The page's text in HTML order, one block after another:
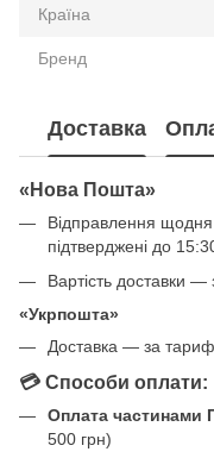
Країна
Бренд
Доставка
«Нова Пошта»
Відправлення
підтверджені до
Вартість доставки
«Укрпошта»
Доставка — за
💳 Способи оплати:
Оплата частинами
500 грн)